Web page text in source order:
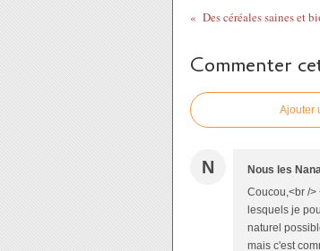
Commenter
Ajouter
N Nous les
Coucou,<br />
lesquels je
naturel
mais c'est